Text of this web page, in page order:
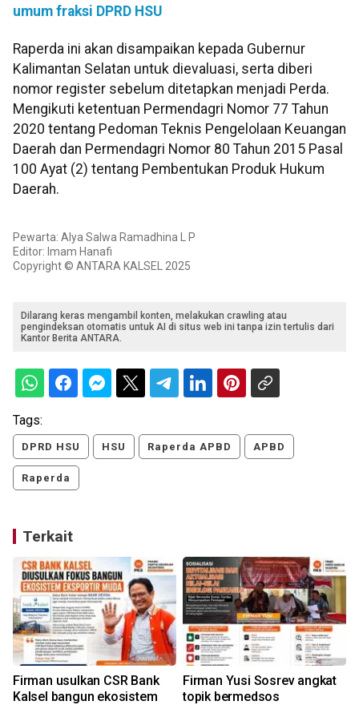
umum fraksi DPRD HSU
Raperda ini akan disampaikan kepada Gubernur
Kalimantan Selatan untuk dievaluasi, serta diberi
nomor register sebelum ditetapkan menjadi Perda.
Mengikuti ketentuan Permendagri Nomor 77 Tahun
2020 tentang Pedoman Teknis Pengelolaan Keuangan
Daerah dan Permendagri Nomor 80 Tahun 2015 Pasal
100 Ayat (2) tentang Pembentukan Produk Hukum
Daerah.
Pewarta: Alya Salwa Ramadhina L P
Editor: Imam Hanafi
Copyright © ANTARA KALSEL 2025
Dilarang keras mengambil konten, melakukan crawling atau
pengindeksan otomatis untuk AI di situs web ini tanpa izin tertulis dari
Kantor Berita ANTARA.
Tags:
DPRD HSU HSU Raperda APBD APBD
Raperda
Terkait
Firman usulkan CSR Bank
Kalsel bangun ekosistem
Firman Yusi Sosrev angkat
topik bermedsos